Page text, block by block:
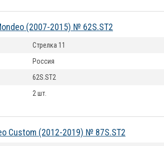
(2007-2015) № 62S.ST2
Стрелка 11
Россия
62S.ST2
2 шт.
Custom (2012-2019) № 87S.ST2